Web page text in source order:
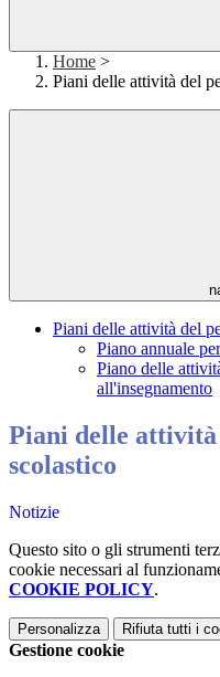
Home >
Piani delle attività del
Piani delle attività del
Piano annuale
Piano delle
all'insegnamento
Piani delle attività
scolastico
Notizie
Questo sito o gli strumenti
cookie necessari al
COOKIE POLICY.
Personalizza Rifiuta tutti i
Gestione cookie